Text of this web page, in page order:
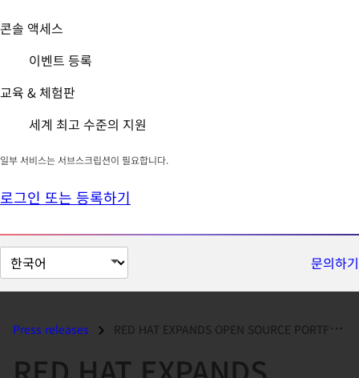
콘솔 액세스
이벤트 등록
교육 & 체험판
세계 최고 수준의 지원
일부 서비스는 서브스크립션이 필요합니다.
로그인 또는 등록하기
페
이
문의하기
Press releases RED HAT EXPANDS OPEN SOURCE PORTFOLIO WITH INTRODUCTION OF RED HAT DAT...